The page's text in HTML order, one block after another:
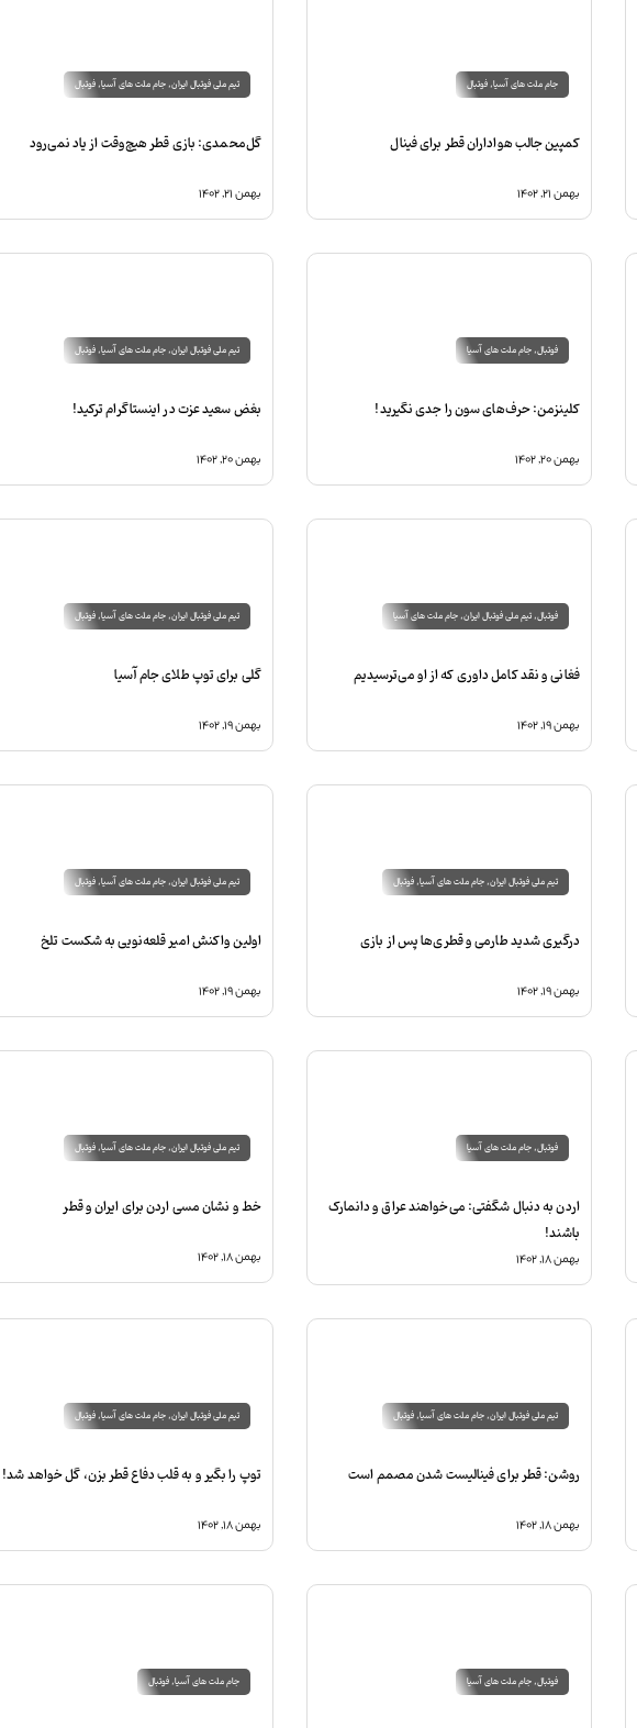
جام ملت های آسیا,فوتبال
کمپین جالب هواداران قطر برای فینال
بهمن ۲۱, ۱۴۰۲
تیم ملی فوتبال ایران,جام ملت های آسیا,فوتبال
گل‌محمدی: بازی قطر هیچ‌وقت از یاد نمی‌رود
بهمن ۲۱, ۱۴۰۲
فوتبال,جام ملت های آسیا
کلینزمن: حرف‌های سون را جدی نگیرید!
بهمن ۲۰, ۱۴۰۲
تیم ملی فوتبال ایران,جام ملت های آسیا,فوتبال
بغض سعید عزت در اینستاگرام ترکید!
بهمن ۲۰, ۱۴۰۲
فوتبال,تیم ملی فوتبال ایران,جام ملت های آسیا
فغانی و نقد کامل داوری که از او می‌ترسیدیم
بهمن ۱۹, ۱۴۰۲
تیم ملی فوتبال ایران,جام ملت های آسیا,فوتبال
گلی برای توپ طلای جام آسیا
بهمن ۱۹, ۱۴۰۲
تیم ملی فوتبال ایران,جام ملت های آسیا,فوتبال
درگیری شدید طارمی و قطری‌ها پس از بازی
بهمن ۱۹, ۱۴۰۲
تیم ملی فوتبال ایران,جام ملت های آسیا,فوتبال
اولین واکنش امیر قلعه‌نویی به شکست تلخ
بهمن ۱۹, ۱۴۰۲
فوتبال,جام ملت های آسیا
اردن به دنبال شگفتی: می‌خواهند عراق و دانمارک
باشند!‏
بهمن ۱۸, ۱۴۰۲
تیم ملی فوتبال ایران,جام ملت های آسیا,فوتبال
خط و نشان مسی اردن برای ایران و قطر
بهمن ۱۸, ۱۴۰۲
تیم ملی فوتبال ایران,جام ملت های آسیا,فوتبال
روشن: قطر برای فینالیست شدن مصمم است
بهمن ۱۸, ۱۴۰۲
تیم ملی فوتبال ایران,جام ملت های آسیا,فوتبال
توپ را بگیر و به قلب دفاع قطر بزن، گل خواهد شد!
بهمن ۱۸, ۱۴۰۲
فوتبال,جام ملت های آسیا جام ملت های آسیا,فوتبال